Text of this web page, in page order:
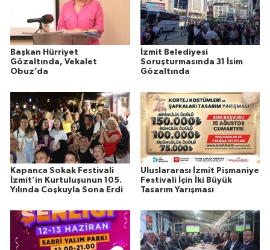
Başkan Hürriyet
Gözaltında, Vekalet
Obuz’da
İzmit Belediyesi
Soruşturmasında 31 İsim
Gözaltında
Kapanca Sokak Festivali
İzmit’in Kurtuluşunun 105.
Yılında Coşkuyla Sona Erdi
Uluslararası İzmit Pişmaniye
Festivali İçin İki Büyük
Tasarım Yarışması